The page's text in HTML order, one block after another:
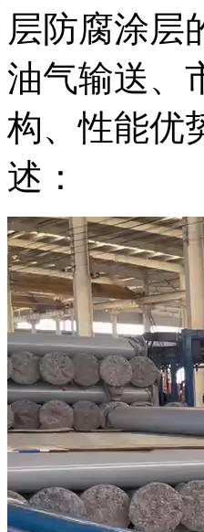
层防腐涂层
油气输送、
构、性能优
述：